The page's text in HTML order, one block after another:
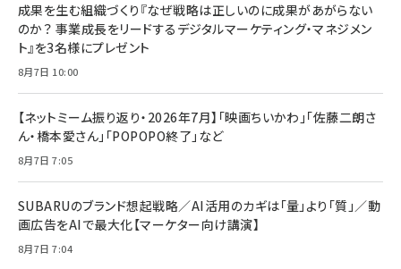
成果を生む組織づくり『なぜ戦略は正しいのに成果があがらない
のか？ 事業成長をリードするデジタルマーケティング・マネジメン
ト』を3名様にプレゼント
8月7日 10:00
【ネットミーム振り返り・2026年7月】「映画ちいかわ」「佐藤二朗さ
ん・橋本愛さん」「POPOPO終了」など
8月7日 7:05
SUBARUのブランド想起戦略／AI活用のカギは「量」より「質」／動
画広告をAIで最大化【マーケター向け講演】
8月7日 7:04